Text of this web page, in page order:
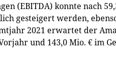
(EBITDA) konnte nach
gesteigert werden,
2021 erwartet der
und 143,0 Mio. € im